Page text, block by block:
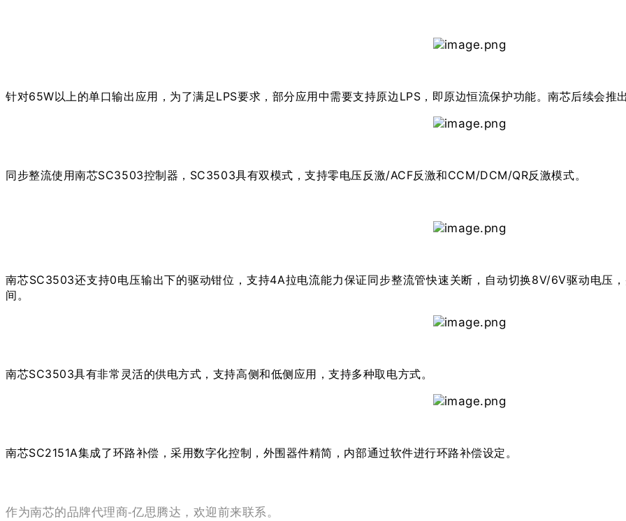
针对65W以上的单口输出应用，为了满足LPS要求，部分应用中需要支持原边LPS，即原边恒流保护功能。南芯后续会推
同步整流使用南芯SC3503控制器，SC3503具有双模式，支持零电压反激/ACF反激和CCM/DCM/QR反激模式。
南芯SC3503还支持0电压输出下的驱动钳位，支持4A拉电流能力保证同步整流管快速关断，自动切换8V/6V驱动电压
间。
南芯SC3503具有非常灵活的供电方式，支持高侧和低侧应用，支持多种取电方式。
南芯SC2151A集成了环路补偿 ，采用数字化控制，外围器件精简，内部通过软件进行环路补偿设定。
作为南芯的品牌代理商-亿思腾达，欢迎前来联系。